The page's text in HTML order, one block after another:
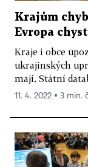
Krajům
Evropa
Kraje i obce
ukrajinských
mají. Státní
11. 4. 2022 ▪ 3 min.